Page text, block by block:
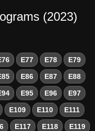
(2023)
E77 E78 E79
E86 E87 E88
E95 E96 E97
E109 E110 E111
E117 E118 E119